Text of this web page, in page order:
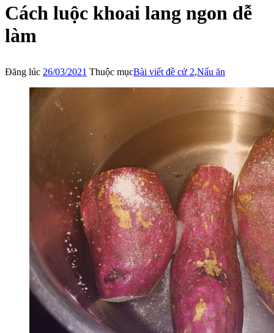
Cách luộc khoai lang ngon dễ
làm
Đăng lúc 26/03/2021 Thuộc mụcBài viết đề cử 2,Nấu ăn